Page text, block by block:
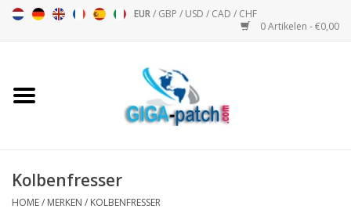
EUR/ GBP / USD / CAD / CHF
0 Artikelen - €0,00
Motor Sport - Sport
Kolbenfresser
HOME/ MERKEN / KOLBENFRESSER